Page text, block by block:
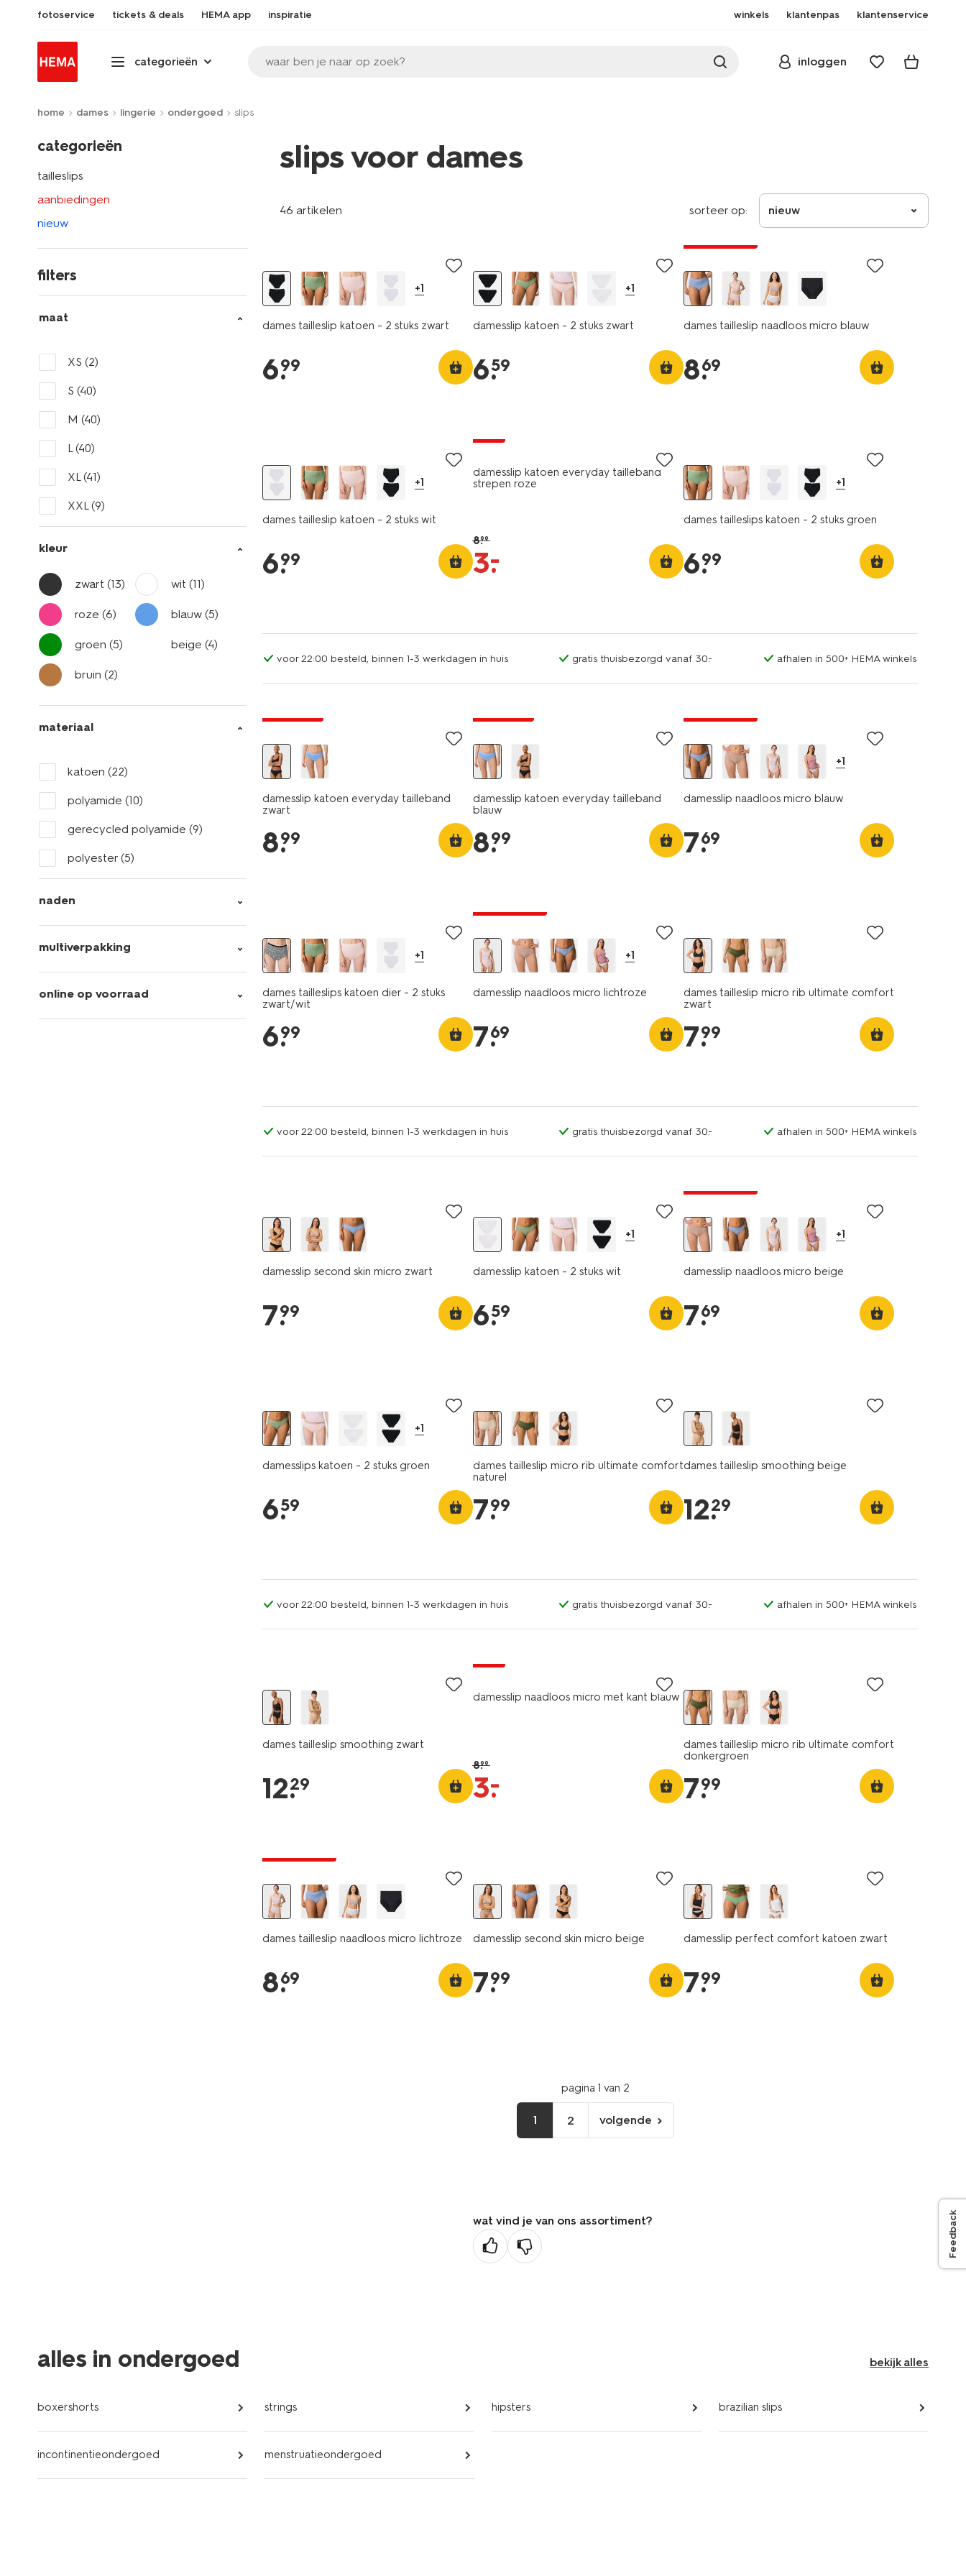
fotoservice tickets & deals HEMA app inspiratie winkels klantenpas klantenservice
categorieën waar ben je naar op zoek? inloggen
home dames lingerie ondergoed slips
categorieën
tailleslips
aanbiedingen
nieuw
filters
maat
XS (2)
S (40)
M (40)
L(40)
XL(41)
XXL(9)
kleur
zwart (13) wit(11)
roze (6) blauw(5)
groen (5) beige(4)
bruin (2)
materiaal
katoen (22)
polyamide (10)
gerecycled polyamide (9)
polyester (5)
naden
multiverpakking
online op voorraad
slips voor dames
46 artikelen sorteer op: nieuw
+1
dames tailleslip katoen - 2 stuks zwart
6.
99
+1
damesslip katoen - 2 stuks zwart
6.
59
dames tailleslip naadloos micro blauw
8.
69
+1
dames tailleslip katoen - 2 stuks wit
6.
99
damesslip katoen everyday tailleband
strepen roze
8.99
3.
–
+1
dames tailleslips katoen - 2 stuks groen
6.
99
voor 22:00 besteld, binnen 1-3 werkdagen in huis gratis thuisbezorgd vanaf 30.- afhalen in 500+ HEMA winkels
damesslip katoen everyday tailleband
zwart
8.
99
damesslip katoen everyday tailleband
blauw
8.
99
+1
damesslip naadloos micro blauw
7.
69
+1
dames tailleslips katoen dier - 2 stuks
zwart/wit
6.
99
+1
damesslip naadloos micro lichtroze
7.
69
dames tailleslip micro rib ultimate comfort
zwart
7.
99
voor 22:00 besteld, binnen 1-3 werkdagen in huis gratis thuisbezorgd vanaf 30.- afhalen in 500+ HEMA winkels
damesslip second skin micro zwart
7.
99
+1
damesslip katoen - 2 stuks wit
6.
59
+1
damesslip naadloos micro beige
7.
69
+1
damesslips katoen - 2 stuks groen
6.
59
dames tailleslip micro rib ultimate comfort
naturel
7.
99
dames tailleslip smoothing beige
12.
29
voor 22:00 besteld, binnen 1-3 werkdagen in huis gratis thuisbezorgd vanaf 30.- afhalen in 500+ HEMA winkels
dames tailleslip smoothing zwart
12.
29
damesslip naadloos micro met kant blauw
8.99
3.
–
dames tailleslip micro rib ultimate comfort
donkergroen
7.
99
dames tailleslip naadloos micro lichtroze
8.
69
damesslip second skin micro beige
7.
99
damesslip perfect comfort katoen zwart
7.
99
pagina 1 van 2
1 2
volgende
pagina
volgende
wat vind je van ons assortiment? Feedback
alles in ondergoed bekijk alles
boxershorts strings hipsters brazilian slips
incontinentieondergoed menstruatieondergoed